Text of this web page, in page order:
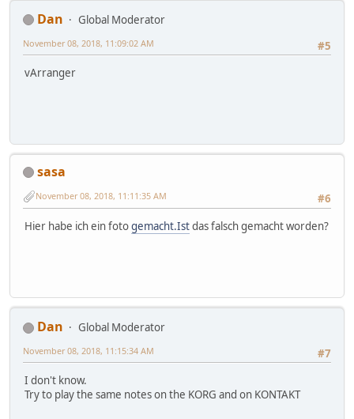
Dan
Global Moderator
#5
November 08, 2018, 11:09:02 AM
vArranger
sasa
#6
November 08, 2018, 11:11:35 AM
Hier habe ich ein fotogemacht.Istdas falsch gemacht worden?
Dan
Global Moderator
#7
November 08, 2018, 11:15:34 AM
I don't know.
Try to play the same notes on the KORG and on KONTAKT